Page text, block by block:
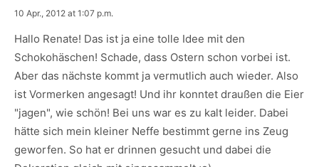
says:
10 Apr., 2012 at 1:07 p.m.
Hallo Renate! Das ist ja eine tolle Idee mit den
Schokohäschen! Schade, dass Ostern schon vorbei ist.
Aber das nächste kommt ja vermutlich auch wieder. Also
ist Vormerken angesagt! Und ihr konntet draußen die Eier
"jagen", wie schön! Bei uns war es zu kalt leider. Dabei
hätte sich mein kleiner Neffe bestimmt gerne ins Zeug
geworfen. So hat er drinnen gesucht und dabei die